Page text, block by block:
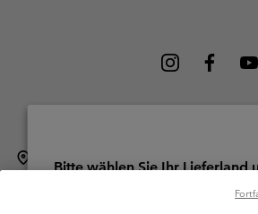
Columbia Sportswear Company. Avenue
Petit-Lancy Switzerland. Alle Rechte vorbehalten.
Bitte wählen Sie Ihr Lieferland
Online-Einkauf